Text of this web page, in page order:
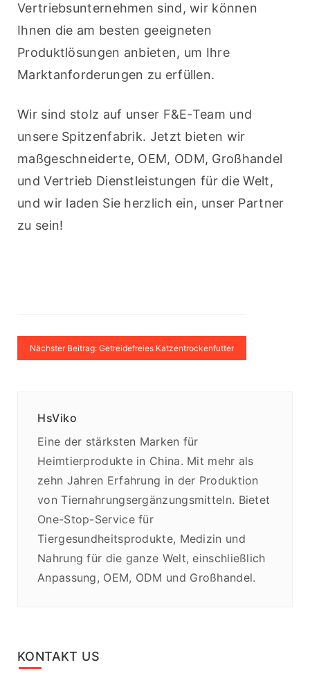
Vertriebsunternehmen sind, wir können
Ihnen die am besten geeigneten
Produktlösungen anbieten, um Ihre
Marktanforderungen zu erfüllen.
Wir sind stolz auf unser F&E-Team und
unsere Spitzenfabrik. Jetzt bieten wir
maßgeschneiderte, OEM, ODM, Großhandel
und Vertrieb Dienstleistungen für die Welt,
und wir laden Sie herzlich ein, unser Partner
zu sein!
Nächster Beitrag: Getreidefreies Katzentrockenfutter
HsViko
Eine der stärksten Marken für
Heimtierprodukte in China. Mit mehr als
zehn Jahren Erfahrung in der Produktion
von Tiernahrungsergänzungsmitteln. Bietet
One-Stop-Service für
Tiergesundheitsprodukte, Medizin und
Nahrung für die ganze Welt, einschließlich
Anpassung, OEM, ODM und Großhandel.
KONTAKT US